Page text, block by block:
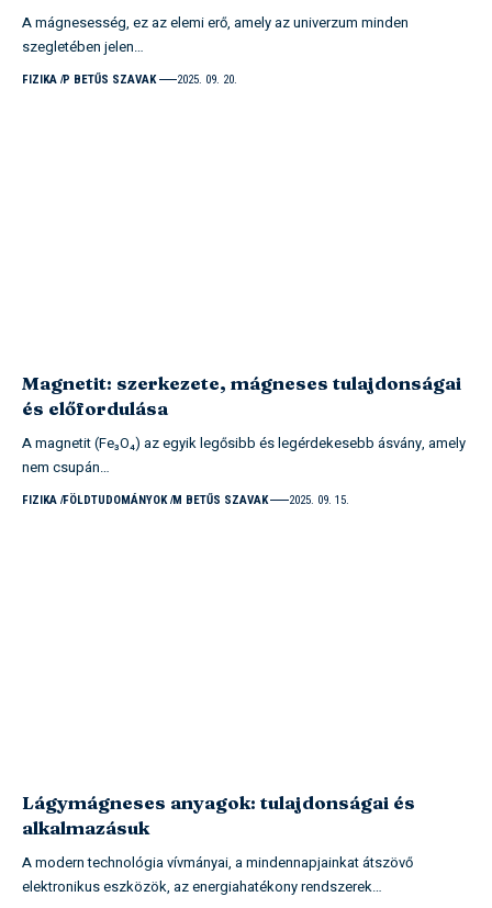
A mágnesesség, ez az elemi erő, amely az univerzum minden
szegletében jelen…
FIZIKA P BETŰS SZAVAK 2025. 09. 20.
Magnetit: szerkezete, mágneses tulajdonságai
és előfordulása
A magnetit (Fe₃O₄) az egyik legősibb és legérdekesebb ásvány, amely
nem csupán…
FIZIKA FÖLDTUDOMÁNYOK M BETŰS SZAVAK 2025. 09. 15.
Lágymágneses anyagok: tulajdonságai és
alkalmazásuk
A modern technológia vívmányai, a mindennapjainkat átszövő
elektronikus eszközök, az energiahatékony rendszerek…